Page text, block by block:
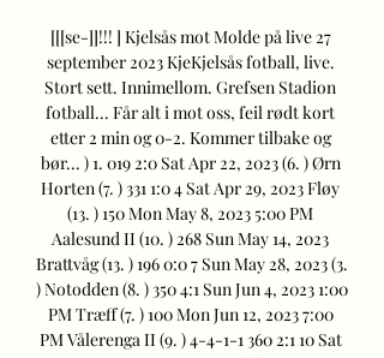
[[[se-]]!!! ] Kjelsås mot Molde på live 27
september 2023 KjeKjelsås fotball, live.
Stort sett. Innimellom. Grefsen Stadion
fotball... Får alt i mot oss, feil rødt kort
etter 2 min og 0-2. Kommer tilbake og
bør... ) 1. 019 2:0 Sat Apr 22, 2023 (6. ) Ørn
Horten (7. ) 331 1:0 4 Sat Apr 29, 2023 Fløy
(13. ) 150 Mon May 8, 2023 5:00 PM
Aalesund II (10. ) 268 Sun May 14, 2023
Brattvåg (13. ) 196 0:0 7 Sun May 28, 2023 (3.
) Notodden (8. ) 350 4:1 Sun Jun 4, 2023 1:00
PM Træff (7. ) 100 Mon Jun 12, 2023 7:00
PM Vålerenga II (9. ) 4-4-1-1 360 2:1 10 Sat